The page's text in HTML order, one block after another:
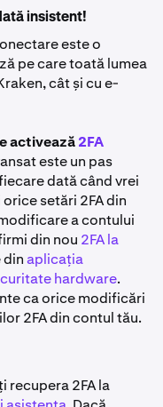
.
finaliza configurarea
. Derulează în jos
secțiunea de
selectează
2FA pe care vrei să
de securitate) și
de securitate).
insistent!
este o
pe care toată lumea
cât și cu e-
activează2FA
este un pas
dată când vrei
setări 2FA din
a contului
din nou 2FA la
dinaplicația
hardware.
ca orice modificări
2FA din contul tău.
recupera 2FA la